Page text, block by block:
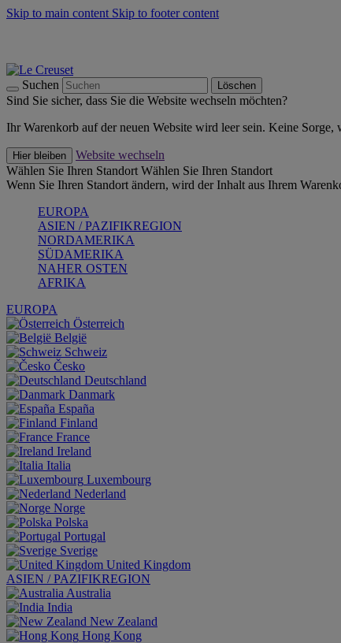
Skip to main content Skip to footer content
Suchen Löschen
Sind Sie sicher, dass Sie die Website wechseln möchten?
Ihr Warenkorb auf der neuen Website wird leer sein. Keine
Hier bleiben
Website wechseln
Wählen Sie Ihren Standort Wählen Sie Ihren Standort
Wenn Sie Ihren Standort ändern, wird der Inhalt aus Ihrem
EUROPA
ASIEN / PAZIFIKREGION
NORDAMERIKA
SÜDAMERIKA
NAHER OSTEN
AFRIKA
EUROPA
Österreich
België
Schweiz
Česko
Deutschland
Danmark
España
Finland
France
Ireland
Italia
Luxembourg
Nederland
Norge
Polska
Portugal
Sverige
United Kingdom
ASIEN / PAZIFIKREGION
Australia
India
New Zealand
Hong Kong